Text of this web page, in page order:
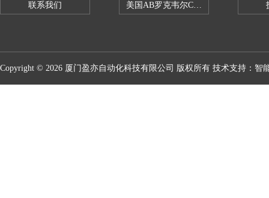
联系我们 美国AB罗克韦尔CPU处理器
Copyright © 2026 厦门盈亦自动化科技有限公司 版权所有 技术支持： 智